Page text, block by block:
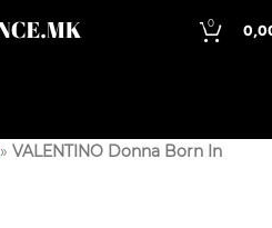
0
» VALENTINO Donna Born In